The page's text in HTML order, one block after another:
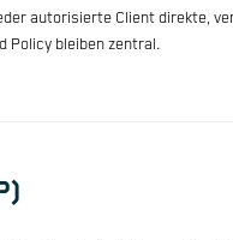
autorisierte Client direkte,
Policy bleiben zentral.